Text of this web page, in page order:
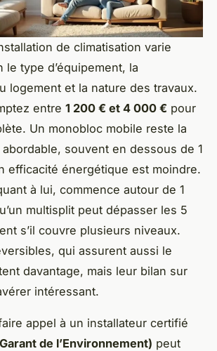
de climatisation varie
type d’équipement, la
logement et la nature des travaux.
entre 1 200 € et 4 000 € pour
Un monobloc mobile reste la
souvent en dessous de 1
efficacité énergétique est moindre.
à lui, commence autour de 1
multisplit peut dépasser les 5
s’il couvre plusieurs niveaux.
qui assurent aussi le
davantage, mais leur bilan sur
intéressant.
appel à un installateur certifié
de l’Environnement) peut